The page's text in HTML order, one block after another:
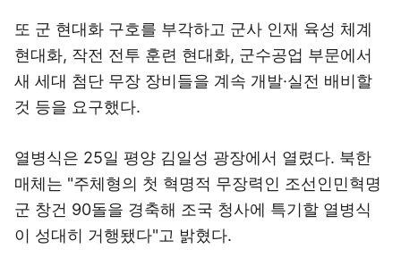
또 군 현대화 구호를 부각하고 군사 인재 육성 체계
현대화, 작전 전투 훈련 현대화, 군수공업 부문에서
새 세대 첨단 무장 장비들을 계속 개발·실전 배비할
것 등을 요구했다.
열병식은 25일 평양 김일성 광장에서 열렸다. 북한
매체는 "주체형의 첫 혁명적 무장력인 조선인민혁명
군 창건 90돌을 경축해 조국 청사에 특기할 열병식
이 성대히 거행됐다"고 밝혔다.